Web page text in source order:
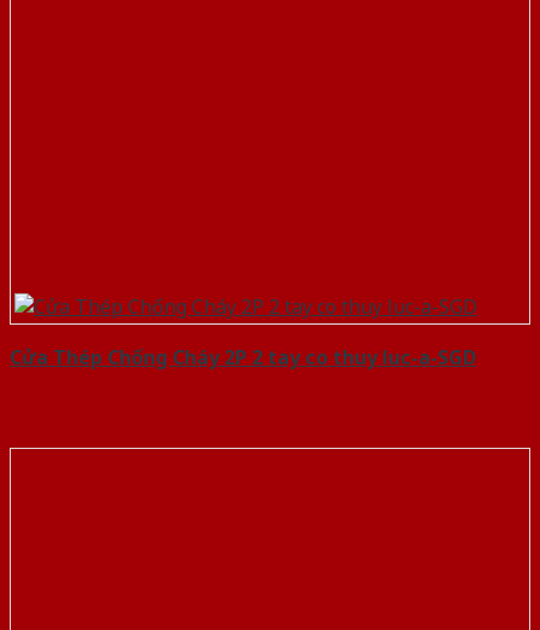
Cửa Thép Chống Cháy 2P 2 tay co thuy luc-a-SGD